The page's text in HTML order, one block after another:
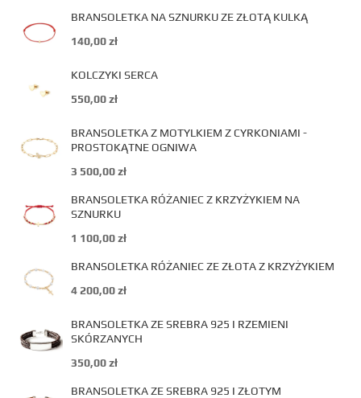
BRANSOLETKA NA SZNURKU ZE ZŁOTĄ KULKĄ
140,00zł
KOLCZYKI SERCA
550,00zł
BRANSOLETKA Z MOTYLKIEM Z CYRKONIAMI -
PROSTOKĄTNE OGNIWA
3 500,00zł
BRANSOLETKA RÓŻANIEC Z KRZYŻYKIEM NA
SZNURKU
1 100,00zł
BRANSOLETKA RÓŻANIEC ZE ZŁOTA Z KRZYŻYKIEM
4 200,00zł
BRANSOLETKA ZE SREBRA 925 I RZEMIENI
SKÓRZANYCH
350,00zł
BRANSOLETKA ZE SREBRA 925 I ZŁOTYM